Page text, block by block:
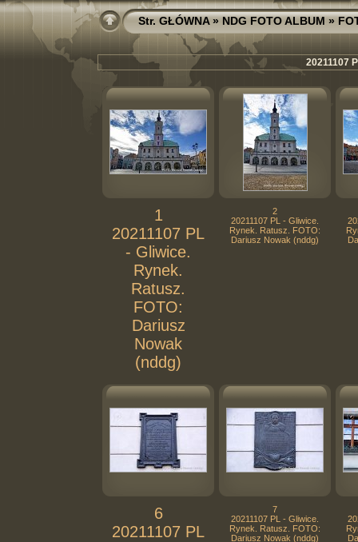
Str. GŁÓWNA»NDG FOTO ALBUM»
20211107
1
20211107 PL
- Gliwice.
Rynek.
Ratusz.
FOTO:
Dariusz
Nowak
(nddg)
2
20211107 PL - Gliwice.
Rynek. Ratusz. FOTO:
Dariusz Nowak (nddg)
6
20211107 PL
7
20211107 PL - Gliwice.
Rynek. Ratusz. FOTO:
Dariusz Nowak (nddg)